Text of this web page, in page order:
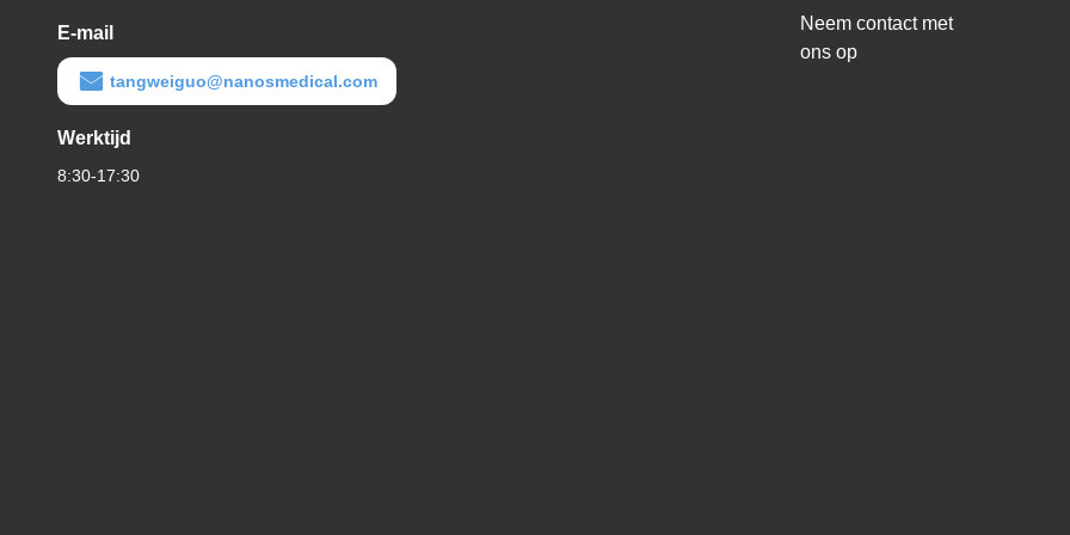
E-mail
tangweiguo@nanosmedical.com
Werktijd
8:30-17:30
Neem contact met
ons op